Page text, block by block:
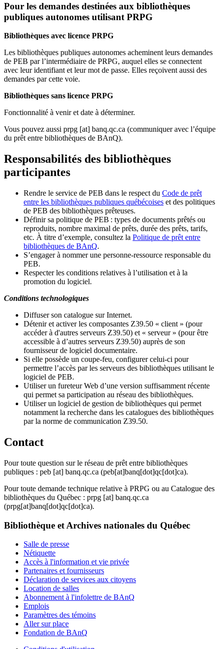
Pour les demandes destinées aux bibliothèques
publiques autonomes utilisant PRPG
Bibliothèques avec licence PRPG
Les bibliothèques publiques autonomes acheminent leurs demandes
de PEB par l’intermédiaire de PRPG, auquel elles se connectent
avec leur identifiant et leur mot de passe. Elles reçoivent aussi des
demandes par cette voie.
Bibliothèques sans licence PRPG
Fonctionnalité à venir et date à déterminer.
Vous pouvez aussi prpg [at] banq.qc.ca (communiquer avec l’équipe
du prêt entre bibliothèques de BAnQ).
Responsabilités des bibliothèques
participantes
Rendre le service de PEB dans le respect du Code de prêt
entre les bibliothèques publiques québécoises et des politiques
de PEB des bibliothèques prêteuses.
Définir sa politique de PEB : types de documents prêtés ou
reproduits, nombre maximal de prêts, durée des prêts, tarifs,
etc. À titre d’exemple, consultez la Politique de prêt entre
bibliothèques de BAnQ.
S’engager à nommer une personne-ressource responsable du
PEB.
Respecter les conditions relatives à l’utilisation et à la
promotion du logiciel.
Conditions technologiques
Diffuser son catalogue sur Internet.
Détenir et activer les composantes Z39.50 « client » (pour
accéder à d'autres serveurs Z39.50) et « serveur » (pour être
accessible à d’autres serveurs Z39.50) auprès de son
fournisseur de logiciel documentaire.
Si elle possède un coupe-feu, configurer celui-ci pour
permettre l’accès par les serveurs des bibliothèques utilisant le
logiciel de PEB.
Utiliser un fureteur Web d’une version suffisamment récente
qui permet sa participation au réseau des bibliothèques.
Utiliser un logiciel de gestion de bibliothèques qui permet
notamment la recherche dans les catalogues des bibliothèques
par la norme de communication Z39.50.
Contact
Pour toute question sur le réseau de prêt entre bibliothèques
publiques : peb [at] banq.qc.ca (peb[at]banq[dot]qc[dot]ca).
Pour toute demande technique relative à PRPG ou au Catalogue des
bibliothèques du Québec : prpg [at] banq.qc.ca
(prpg[at]banq[dot]qc[dot]ca).
Bibliothèque et Archives nationales du Québec
Salle de presse
Nétiquette
Accès à l'information et vie privée
Partenaires et fournisseurs
Déclaration de services aux citoyens
Location de salles
Abonnement à l'infolettre de BAnQ
Emplois
Paramètres des témoins
Aller sur place
Fondation de BAnQ